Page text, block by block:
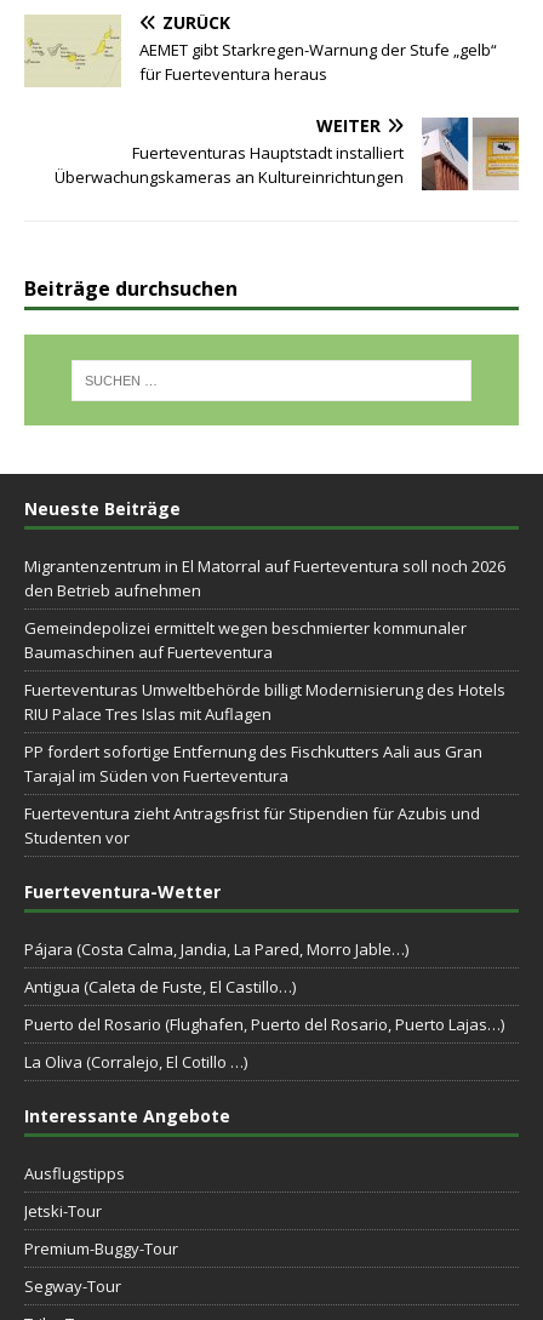
ZURÜCK
AEMET gibt Starkregen-Warnung der Stufe „gelb“
für Fuerteventura heraus
WEITER
Fuerteventuras Hauptstadt installiert
Überwachungskameras an Kultureinrichtungen
Beiträge durchsuchen
Neueste Beiträge
Migrantenzentrum in El Matorral auf Fuerteventura soll noch 2026
den Betrieb aufnehmen
Gemeindepolizei ermittelt wegen beschmierter kommunaler
Baumaschinen auf Fuerteventura
Fuerteventuras Umweltbehörde billigt Modernisierung des Hotels
RIU Palace Tres Islas mit Auflagen
PP fordert sofortige Entfernung des Fischkutters Aali aus Gran
Tarajal im Süden von Fuerteventura
Fuerteventura zieht Antragsfrist für Stipendien für Azubis und
Studenten vor
Fuerteventura-Wetter
Pájara (Costa Calma, Jandia, La Pared, Morro Jable…)
Antigua (Caleta de Fuste, El Castillo…)
Puerto del Rosario (Flughafen, Puerto del Rosario, Puerto Lajas…)
La Oliva (Corralejo, El Cotillo …)
Interessante Angebote
Ausflugstipps
Jetski-Tour
Premium-Buggy-Tour
Segway-Tour